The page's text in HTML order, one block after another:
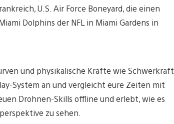
U.S. Air Force Boneyard, die einen
Dolphins der NFL in Miami Gardens in
und physikalische Kräfte wie Schwerkraft
System an und vergleicht eure Zeiten mit
Drohnen-Skills offline und erlebt, wie es
zu sehen.